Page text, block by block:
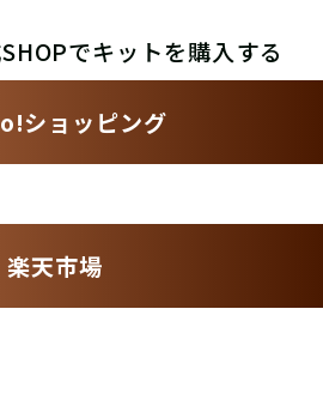
でキットを購入する
ショッピング
楽天市場